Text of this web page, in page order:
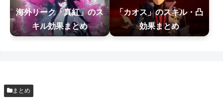
【悲報】女の子、被災地に大量の「手作りおにぎ
り」を届けるｗｗｗｗ
【NTEまとめ】最近釣りレベル9になったばかりだ
れてるとしか思えない確率の偏りｗ
海外リーク「真紅」のス
キル効果まとめ
「カオス」のスキル・凸
効果まとめ
まとめ